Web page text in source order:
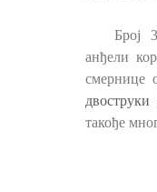
Број
анђели
смернице
двоструки
такође